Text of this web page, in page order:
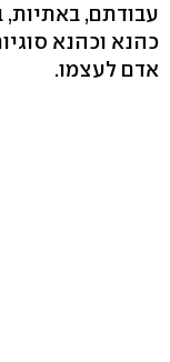
עבודתם,
כהנא וכהנא
אדם לעצמו.